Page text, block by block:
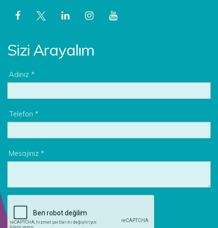
Sizi Arayalım
Adınız *
Telefon *
Mesajınız *